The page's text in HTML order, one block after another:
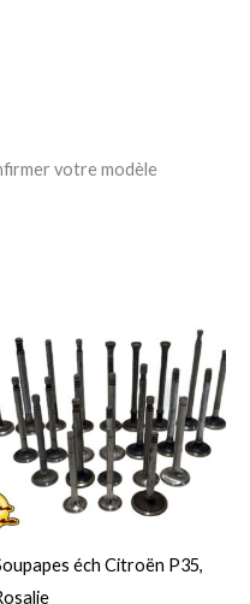
votre modèle
éch Citroën P35,
a